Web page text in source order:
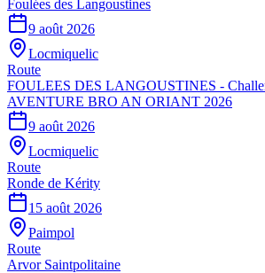
Foulées des Langoustines
9 août 2026
Locmiquelic
Route
FOULEES DES LANGOUSTINES -
AVENTURE BRO AN ORIANT 2026
9 août 2026
Locmiquelic
Route
Ronde de Kérity
15 août 2026
Paimpol
Route
Arvor Saintpolitaine